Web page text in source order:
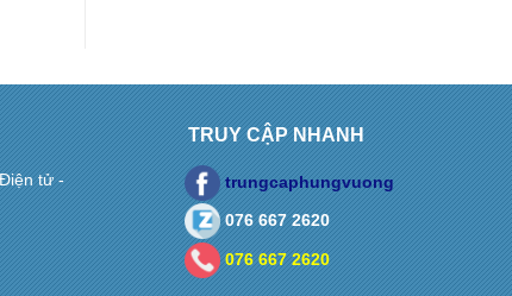
tử -
TRUY CẬP NHANH
trungcaphungvuong
076 667 2620
076 667 2620